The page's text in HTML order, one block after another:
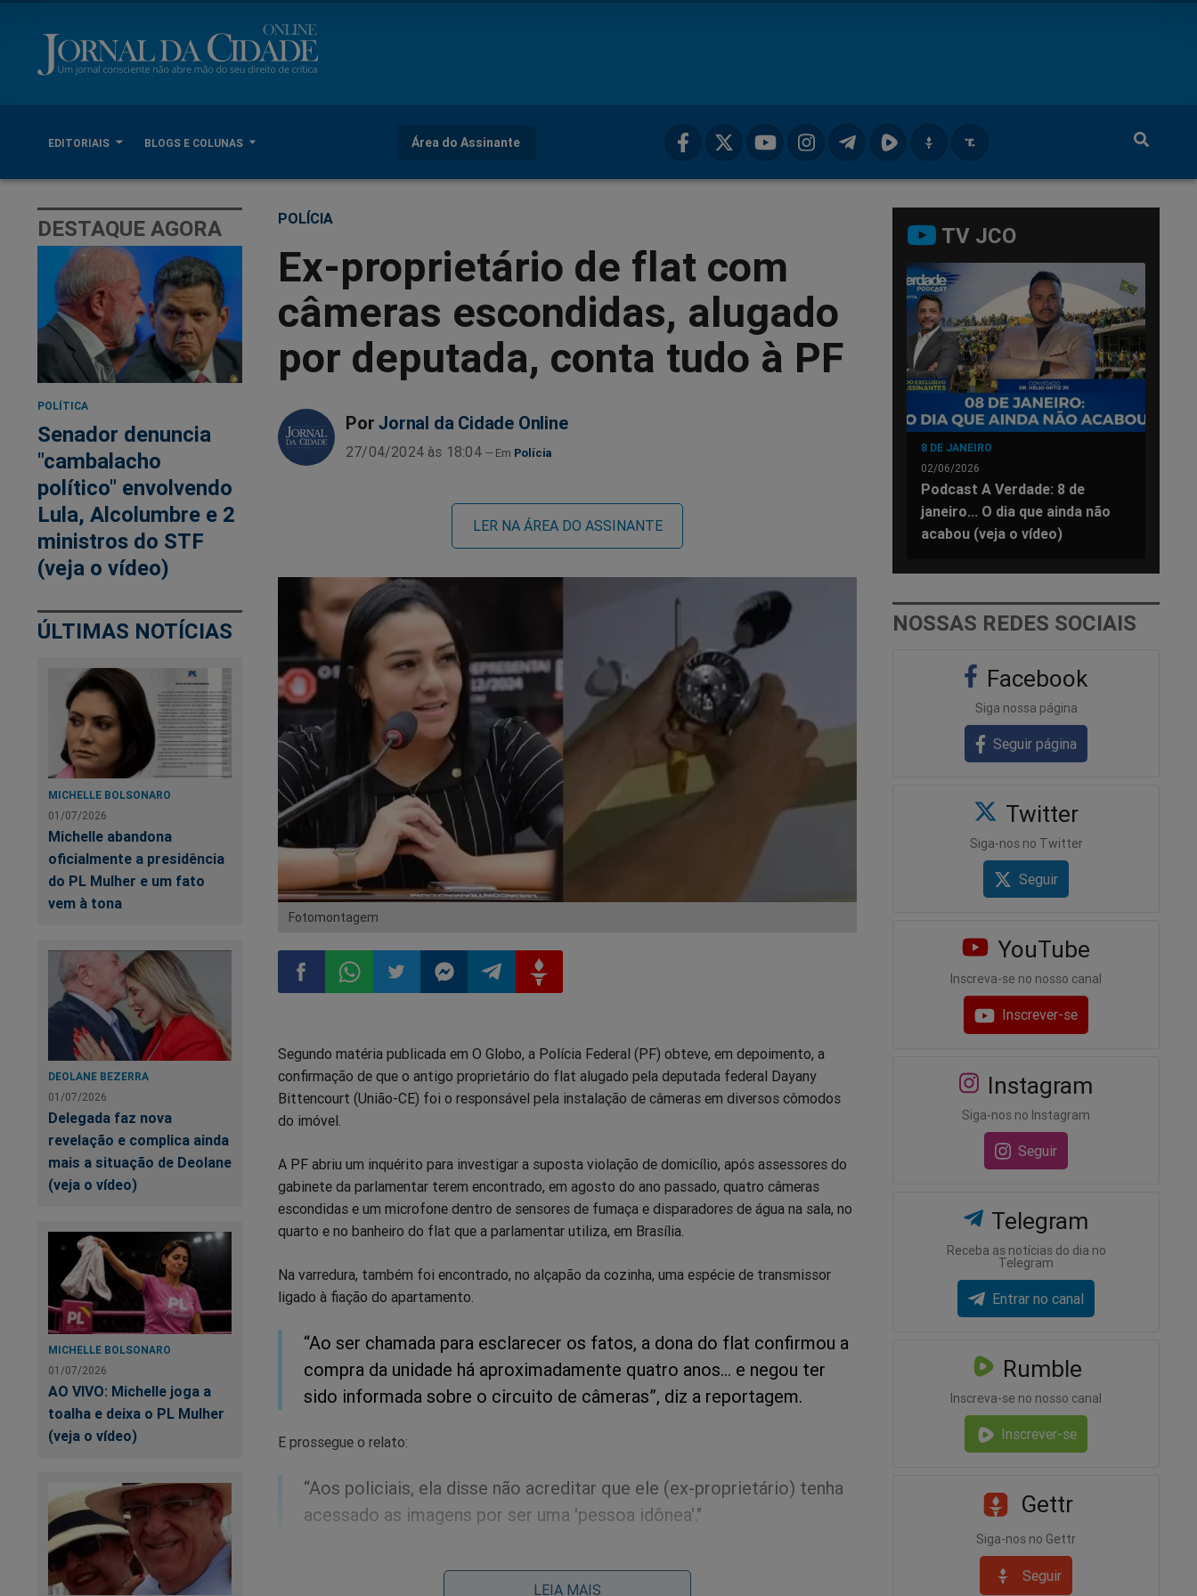
EDITORIAIS BLOGS E COLUNAS Área do Assinante
DESTAQUE AGORA
POLÍTICA
Senador denuncia
"cambalacho
político" envolvendo
Lula, Alcolumbre e 2
ministros do STF
(veja o vídeo)
ÚLTIMAS NOTÍCIAS
MICHELLE BOLSONARO
01/07/2026
Michelle abandona
oficialmente a presidência
do PL Mulher e um fato
vem à tona
DEOLANE BEZERRA
01/07/2026
Delegada faz nova
revelação e complica ainda
mais a situação de Deolane
(veja o vídeo)
MICHELLE BOLSONARO
01/07/2026
AO VIVO: Michelle joga a
toalha e deixa o PL Mulher
(veja o vídeo)
POLÍCIA
Ex-proprietário de flat com
câmeras escondidas, alugado
por deputada, conta tudo à PF
Por Jornal da Cidade Online
27/04/2024 às 18:04 Polícia
LER NA ÁREA DO ASSINANTE
Fotomontagem
no
Facebook
no
Whatsapp
no
Twitter
no
Messenger
no
Telegram
no
Gettr
Segundo matéria publicada em O Globo, a Polícia Federal (PF) obteve, em depoimento, a
confirmação de que o antigo proprietário do flat alugado pela deputada federal Dayany
Bittencourt (União-CE) foi o responsável pela instalação de câmeras em diversos cômodos
do imóvel.
A PF abriu um inquérito para investigar a suposta violação de domicílio, após assessores do
gabinete da parlamentar terem encontrado, em agosto do ano passado, quatro câmeras
escondidas e um microfone dentro de sensores de fumaça e disparadores de água na sala, no
quarto e no banheiro do flat que a parlamentar utiliza, em Brasília.
Na varredura, também foi encontrado, no alçapão da cozinha, uma espécie de transmissor
ligado à fiação do apartamento.
“Ao ser chamada para esclarecer os fatos, a dona do flat confirmou a
compra da unidade há aproximadamente quatro anos... e negou ter
sido informada sobre o circuito de câmeras”, diz a reportagem.
E prossegue o relato:
“Aos policiais, ela disse não acreditar que ele (ex-proprietário) tenha
acessado as imagens por ser uma 'pessoa idônea'."
sobre o sistema de vigilância para a nova dona do apartamento.
LEIA MAIS
TV JCO
8 DE JANEIRO
02/06/2026
Podcast A Verdade: 8 de
janeiro... O dia que ainda não
acabou (veja o vídeo)
NOSSAS REDES SOCIAIS
Facebook
Siga nossa página
Seguir página
Twitter
Siga-nos no Twitter
Seguir
YouTube
Inscreva-se no nosso canal
Inscrever-se
Instagram
Siga-nos no Instagram
Seguir
Telegram
Receba as notícias do dia no
Telegram
Entrar no canal
Rumble
Inscreva-se no nosso canal
Inscrever-se
Gettr
Siga-nos no Gettr
Seguir